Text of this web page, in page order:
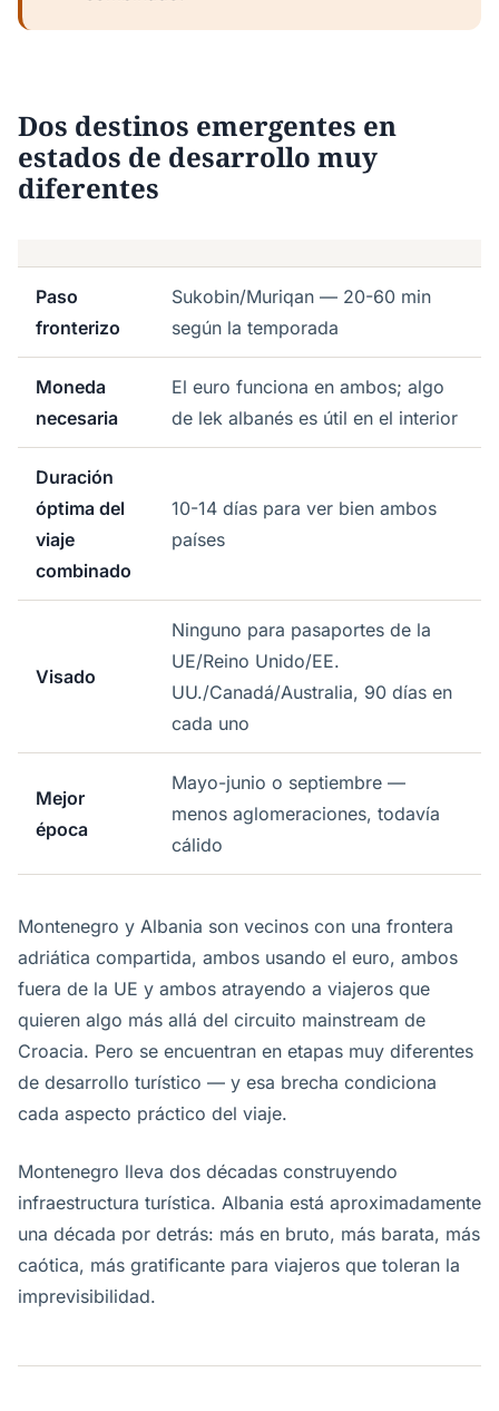
Dos destinos emergentes en
estados de desarrollo muy
diferentes
Paso
fronterizo
Sukobin/Muriqan — 20-60 min
según la temporada
Moneda
necesaria
El euro funciona en ambos; algo
de lek albanés es útil en el interior
Duración
óptima del
viaje
combinado
10-14 días para ver bien ambos
países
Visado
Ninguno para pasaportes de la
UE/Reino Unido/EE.
UU./Canadá/Australia, 90 días en
cada uno
Mejor
época
Mayo-junio o septiembre —
menos aglomeraciones, todavía
cálido
Montenegro y Albania son vecinos con una frontera
adriática compartida, ambos usando el euro, ambos
fuera de la UE y ambos atrayendo a viajeros que
quieren algo más allá del circuito mainstream de
Croacia. Pero se encuentran en etapas muy diferentes
de desarrollo turístico — y esa brecha condiciona
cada aspecto práctico del viaje.
Montenegro lleva dos décadas construyendo
infraestructura turística. Albania está aproximadamente
una década por detrás: más en bruto, más barata, más
caótica, más gratificante para viajeros que toleran la
imprevisibilidad.